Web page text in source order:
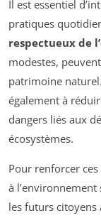
Il est essentiel
pratiques
respectueux de
modestes,
patrimoine
également à
dangers liés aux
écosystèmes.
Pour renforcer
à
les futurs citoyens